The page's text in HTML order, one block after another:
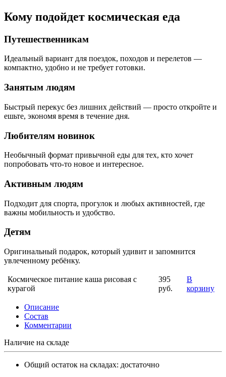
Кому подойдет космическая еда
Путешественникам
Идеальный вариант для поездок, походов и перелетов —
компактно, удобно и не требует готовки.
Занятым людям
Быстрый перекус без лишних действий — просто откройте и
ешьте, экономя время в течение дня.
Любителям новинок
Необычный формат привычной еды для тех, кто хочет
попробовать что-то новое и интересное.
Активным людям
Подходит для спорта, прогулок и любых активностей, где
важны мобильность и удобство.
Детям
Оригинальный подарок, который удивит и запомнится
увлеченному ребёнку.
Космическое питание каша рисовая с
курагой
395
руб.
В
корзину
Описание
Состав
Комментарии
Наличие на складе
Общий остаток на складах: достаточно